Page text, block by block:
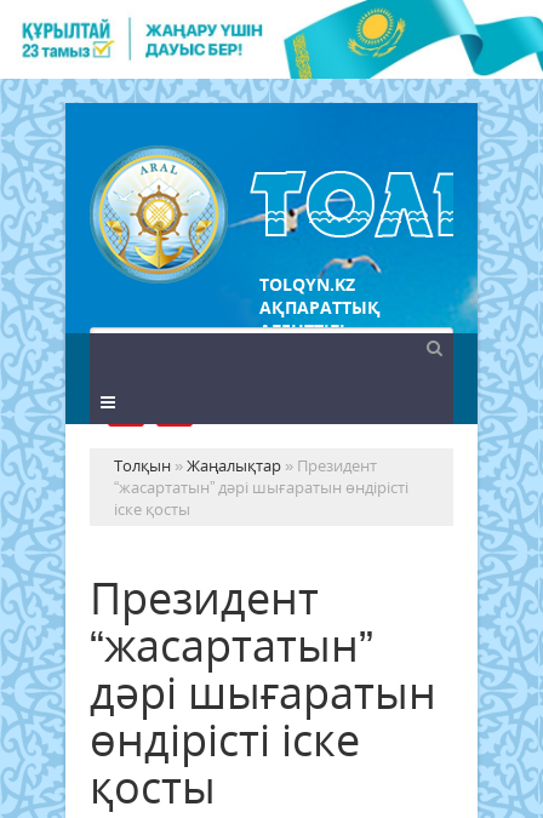
TOLQYN.KZ
АҚПАРАТТЫҚ
АГЕНТТІГІ
Толқын »Жаңалықтар » Президент
“жасартатын” дәрі шығаратын өндірісті
іске қосты
Президент
“жасартатын”
дәрі шығаратын
өндірісті іске
қосты